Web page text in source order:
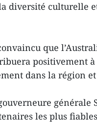
diversité culturelle
que
positivement
dans la région
les plus